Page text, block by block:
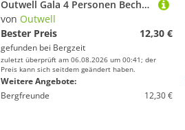
Outwell Gala 4 Personen Becher Set
von Outwell
Bester Preis
12,30 €
gefunden bei Bergzeit
zuletzt überprüft am 06.08.2026 um 00:41; der
Preis kann sich seitdem geändert haben.
Weitere Angebote:
Bergfreunde
12,30 €